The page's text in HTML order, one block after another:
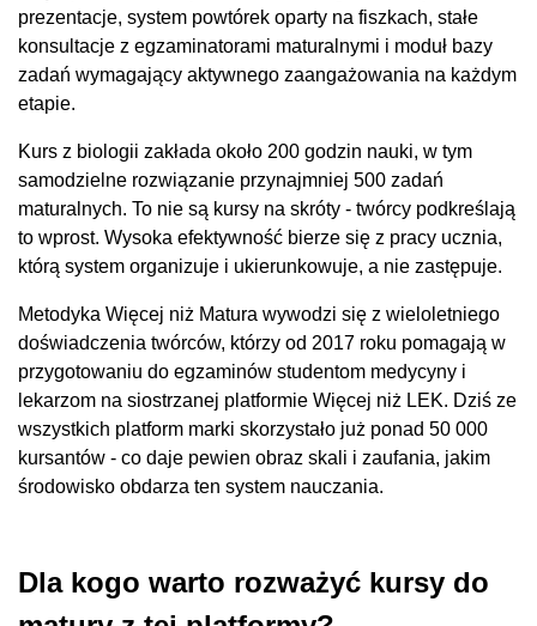
prezentacje, system powtórek oparty na fiszkach, stałe
konsultacje z egzaminatorami maturalnymi i moduł bazy
zadań wymagający aktywnego zaangażowania na każdym
etapie.
Kurs z biologii zakłada około 200 godzin nauki, w tym
samodzielne rozwiązanie przynajmniej 500 zadań
maturalnych. To nie są kursy na skróty - twórcy podkreślają
to wprost. Wysoka efektywność bierze się z pracy ucznia,
którą system organizuje i ukierunkowuje, a nie zastępuje.
Metodyka Więcej niż Matura wywodzi się z wieloletniego
doświadczenia twórców, którzy od 2017 roku pomagają w
przygotowaniu do egzaminów studentom medycyny i
lekarzom na siostrzanej platformie Więcej niż LEK. Dziś ze
wszystkich platform marki skorzystało już ponad 50 000
kursantów - co daje pewien obraz skali i zaufania, jakim
środowisko obdarza ten system nauczania.
Dla kogo warto rozważyć kursy do